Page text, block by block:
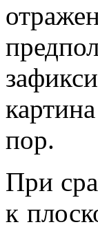
пор.
При
к